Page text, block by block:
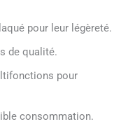
pour leur légèreté.
de qualité.
pour
consommation.